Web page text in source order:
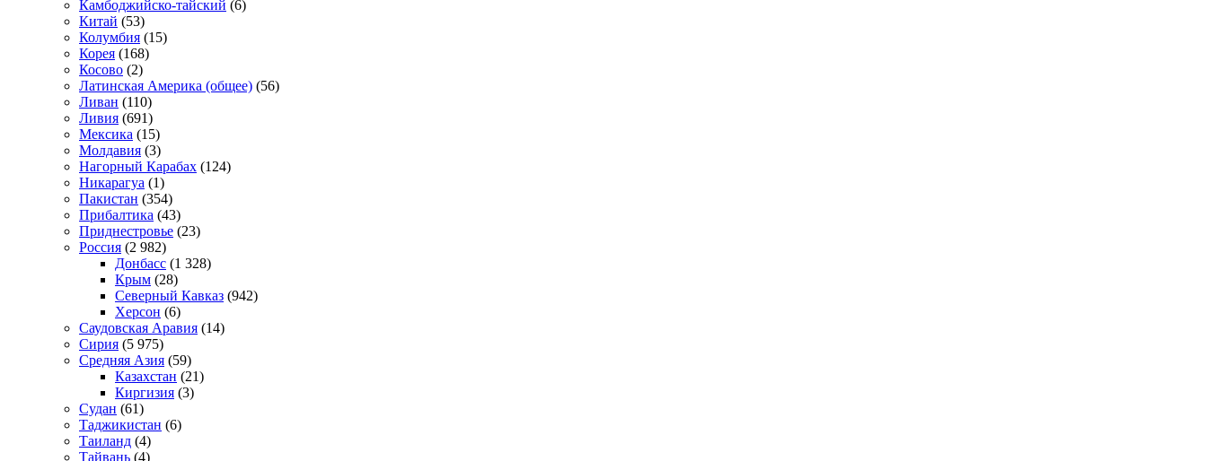
Камбоджийско-тайский (6)
Китай (53)
Колумбия (15)
Корея (168)
Косово (2)
Латинская Америка (общее) (56)
Ливан (110)
Ливия (691)
Мексика (15)
Молдавия (3)
Нагорный Карабах (124)
Никарагуа (1)
Пакистан (354)
Прибалтика (43)
Приднестровье (23)
Россия (2 982)
Донбасс (1 328)
Крым (28)
Северный Кавказ (942)
Херсон (6)
Саудовская Аравия (14)
Сирия (5 975)
Средняя Азия (59)
Казахстан (21)
Киргизия (3)
Судан (61)
Таджикистан (6)
Таиланд (4)
Тайвань (4)